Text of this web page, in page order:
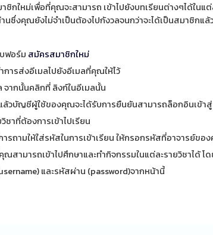
กใหม่เพื่อที่คุณจะสามารถ เข้าไปยังบทเรียนต่างๆได้ในแต่
นซึ่งคุณยังไม่จำเป็นต้องไปกังวลจนกว่าจะได้เป็นสมาชิกแ
ฟอร์ม สมัครสมาชิกใหม่
การส่งอีเมลไปยังอีเมลที่คุณให้ไว้
จากนั้นคลิกที่ ลิงก์ในอีเมลนั้น
ล้วบัญชีผู้ใช้ของคุณจะได้รับการยืนยันสามารถล็อกอินเข้า
ชาที่ต้องการเข้าไปเรียน
รถามให้ใส่รหัสในการเข้าเรียน ให้กรอกรหัสที่อาจารย์ขอ
สามารถเข้าไปศึกษาและทำกิจกรรมในแต่ละรายวิชาได้ โ
และรหัสผ่าน (password)จากหน้านี้